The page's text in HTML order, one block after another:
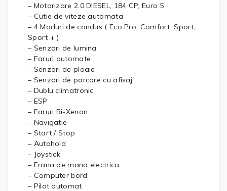
– Motorizare 2.0 DIESEL, 184 CP, Euro 5
– Cutie de viteze automata
– 4 Moduri de condus ( Eco Pro, Comfort, Sport,
Sport + )
– Senzori de lumina
– Faruri automate
– Senzori de ploaie
– Senzori de parcare cu afisaj
– Dublu climatronic
– ESP
– Faruri Bi-Xenon
– Navigatie
– Start / Stop
– Autohold
– Joystick
– Frana de mana electrica
– Computer bord
– Pilot automat